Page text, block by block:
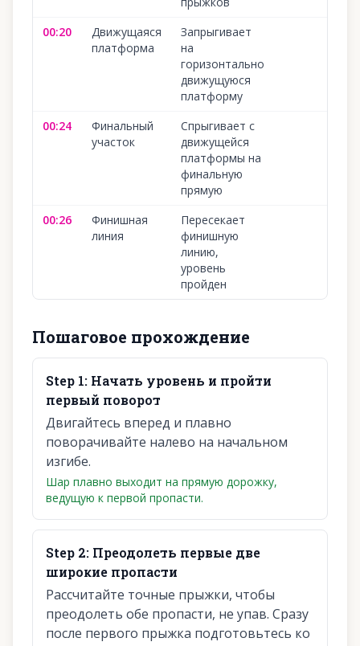
00:20
Движущаяся
платформа
Запрыгивает
на
горизонтально
движущуюся
платформу
00:24
Финальный
участок
Спрыгивает с
движущейся
платформы на
финальную
прямую
00:26
Финишная
линия
Пересекает
финишную
линию,
уровень
пройден
Пошаговое прохождение
Step 1: Начать уровень и пройти
первый поворот
Двигайтесь вперед и плавно
поворачивайте налево на начальном
изгибе.
Шар плавно выходит на прямую дорожку,
ведущую к первой пропасти.
Step 2: Преодолеть первые две
широкие пропасти
Рассчитайте точные прыжки, чтобы
преодолеть обе пропасти, не упав. Сразу
после первого прыжка подготовьтесь ко